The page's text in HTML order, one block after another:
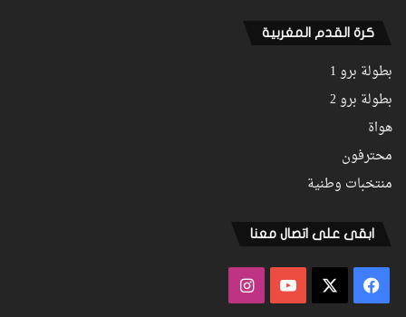
كرة القدم المغربية
بطولة برو 1
بطولة برو 2
هواة
محترفون
منتخبات وطنية
ابقى على اتصال معنا
فيسبوك ‫YouTubeانستقرام